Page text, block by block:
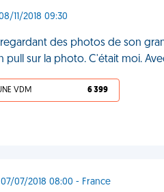
11/2018 09:30
des photos de son
pull sur la photo. C'était moi.
VDM 6 399
07/2018 08:00 - France